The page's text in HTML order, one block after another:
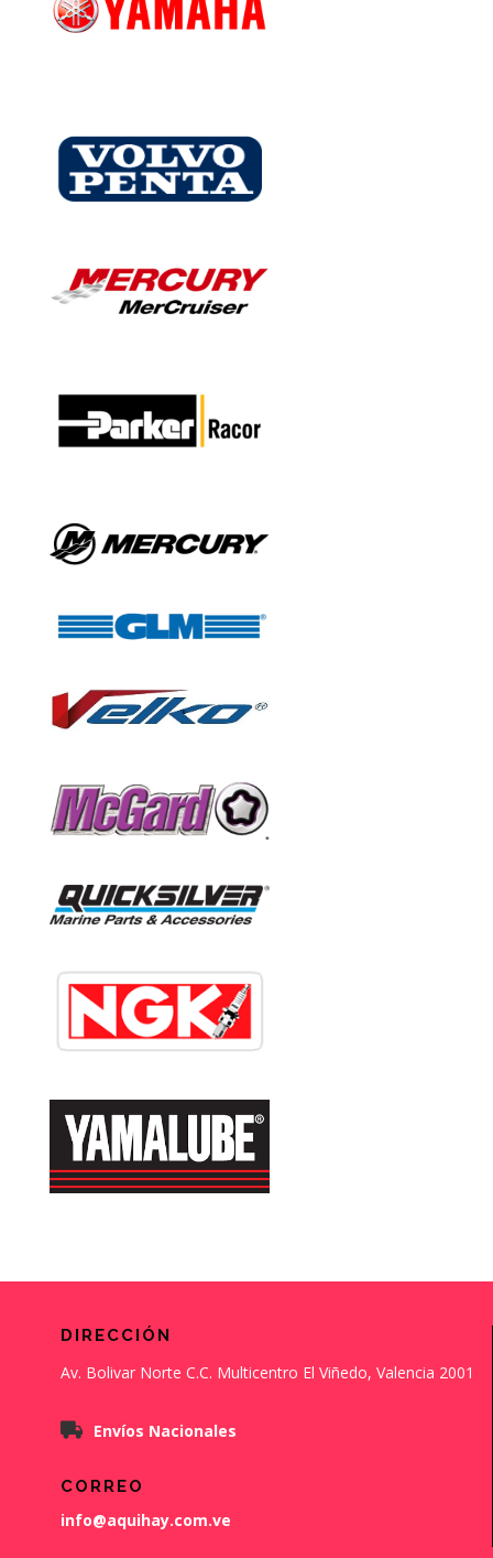
DIRECCIÓN
Av. Bolivar Norte C.C. Multicentro El Viñedo, Valencia 2001
Envíos Nacionales
CORREO
info@aquihay.com.ve